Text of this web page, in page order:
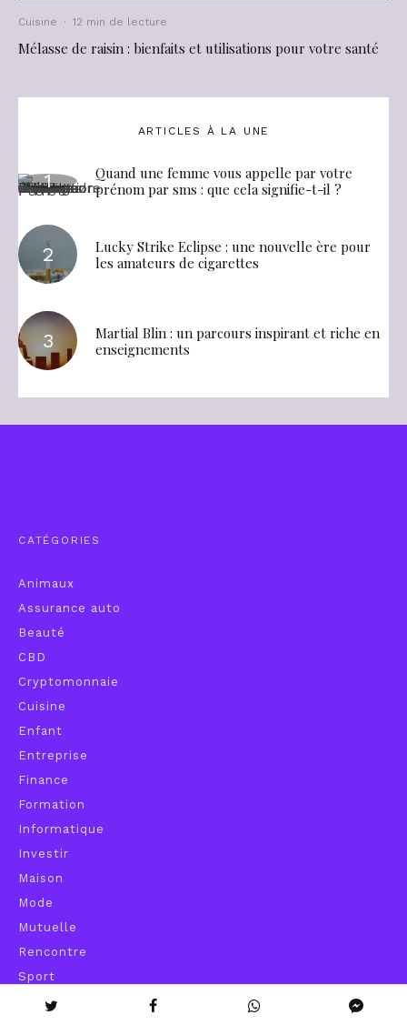
Cuisine · 12 min de lecture
Mélasse de raisin : bienfaits et utilisations pour votre santé
ARTICLES À LA UNE
Quand une femme vous appelle par votre
prénom par sms : que cela signifie-t-il ?
Lucky Strike Eclipse : une nouvelle ère pour
les amateurs de cigarettes
Martial Blin : un parcours inspirant et riche en
enseignements
CATÉGORIES
Animaux
Assurance auto
Beauté
CBD
Cryptomonnaie
Cuisine
Enfant
Entreprise
Finance
Formation
Informatique
Investir
Maison
Mode
Mutuelle
Rencontre
Sport
Transport